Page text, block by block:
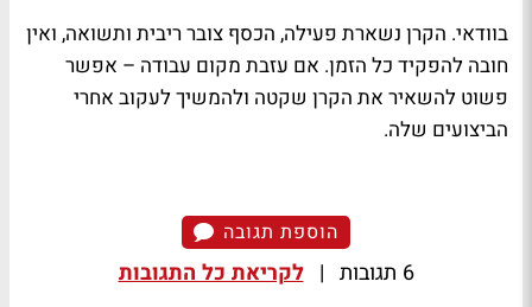
בוודאי. הקרן נשארת פעילה, הכסף צובר ריבית ותשואה, ואין
חובה להפקיד כל הזמן. אם עזבת מקום עבודה – אפשר
פשוט להשאיר את הקרן שקטה ולהמשיך לעקוב אחרי
הביצועים שלה.
הוספת תגובה
6 תגובות | לקריאת כל התגובות